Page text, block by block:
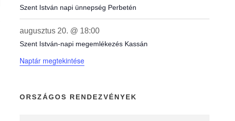
n
a
p
t
Szent István napi ünnepség Perbetén
augusztus 20. @ 18:00
Szent István-napi megemlékezés Kassán
Naptár megtekintése
ORSZÁGOS RENDEZVÉNYEK